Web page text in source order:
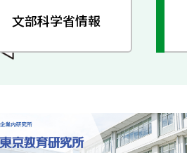
文部科学省情報